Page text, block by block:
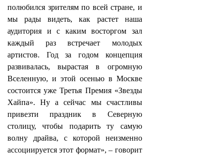
полюбился зрителям по всей стране, и
мы рады видеть, как растет наша
аудитория и с каким восторгом зал
каждый раз встречает молодых
артистов. Год за годом концепция
развивалась, вырастая в огромную
Вселенную, и этой осенью в Москве
состоится уже Третья Премия «Звезды
Хайпа». Ну а сейчас мы счастливы
привезти праздник в Северную
столицу, чтобы подарить ту самую
волну драйва, с которой неизменно
ассоциируется этот формат», – говорит